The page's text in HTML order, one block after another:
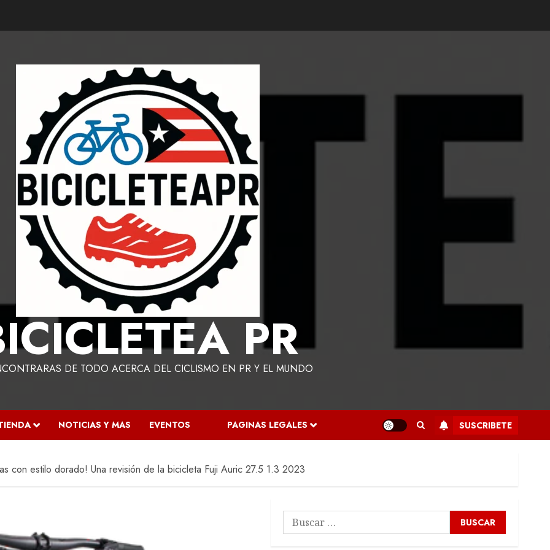
PR
DE TODO ACERCA DEL CICLISMO EN PR Y EL MUNDO
NOTICIAS Y MAS EVENTOS PAGINAS LEGALES SUSCRIBETE
con estilo dorado! Una revisión de la bicicleta Fuji Auric 27.5 1.3 2023
Buscar: